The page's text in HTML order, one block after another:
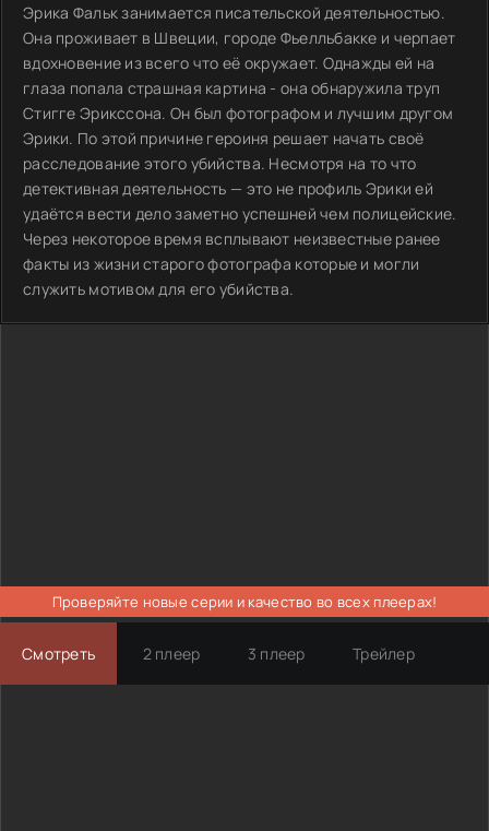
Эрика Фальк занимается писательской деятельностью.
Она проживает в Швеции, городе Фьелльбакке и черпает
вдохновение из всего что её окружает. Однажды ей на
глаза попала страшная картина - она обнаружила труп
Стигге Эрикссона. Он был фотографом и лучшим другом
Эрики. По этой причине героиня решает начать своё
расследование этого убийства. Несмотря на то что
детективная деятельность — это не профиль Эрики ей
удаётся вести дело заметно успешней чем полицейские.
Через некоторое время всплывают неизвестные ранее
факты из жизни старого фотографа которые и могли
служить мотивом для его убийства.
Проверяйте новые серии и качество во всех плеерах!
Смотреть 2 плеер 3 плеер Трейлер